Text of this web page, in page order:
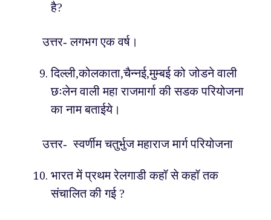
है?
उत्तर- लगभग एक वर्ष।
दिल्ली,कोलकाता,चैन्नई,मुम्बई को जोडने वाली
छःलेन वाली महा राजमार्गा की सडक परियोजना
का नाम बताईये।
उत्तर- स्वर्णीम चतुर्भुज महाराज मार्ग परियोजना
भारत में प्रथम रेलगाडी कहॉ से कहॉ तक
संचालित की गई ?